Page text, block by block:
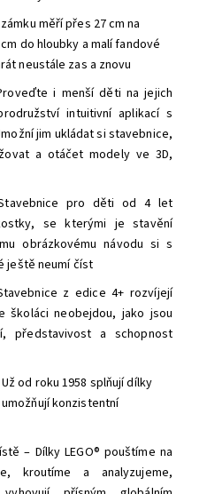
měří přes 27 cm na
do hloubky a malí fandové
neustále zas a znovu
i menší děti na jejich
intuitivní aplikací s
jim ukládat si stavebnice,
a otáčet modely ve 3D,
pro děti od 4 let
se kterými je stavění
obrázkovému návodu si s
ještě neumí číst
z edice 4+ rozvíjejí
školáci neobejdou, jako jsou
představivost a schopnost
od roku 1958 splňují dílky
konzistentní
– Dílky LEGO® pouštíme na
kroutíme a analyzujeme,